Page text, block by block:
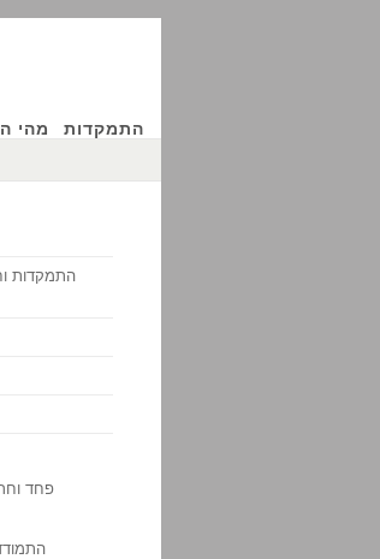
התמקדות מהי
התמקדות
פחד